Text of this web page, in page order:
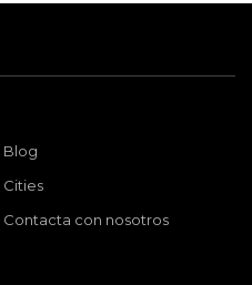
Blog
Cities
Contacta con nosotros